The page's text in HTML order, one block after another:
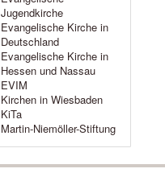
Jugendkirche
Evangelische Kirche in
Deutschland
Evangelische Kirche in
Hessen und Nassau
EVIM
Kirchen in Wiesbaden
KiTa
Martin-Niemöller-Stiftung